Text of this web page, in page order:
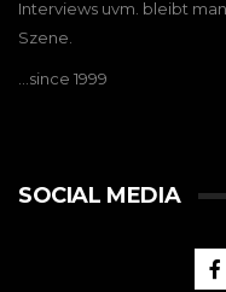
Interviews uvm. bleibt
Szene.
…since 1999
SOCIAL MEDIA